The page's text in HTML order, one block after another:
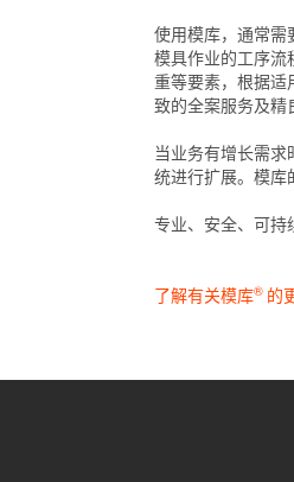
使用模库，通常需
模具作业的工序流
重等要素，根据适
致的全案服务及精
当业务有增长需
统进行扩展。模库
专业、安全、可持
了解有关模库® 的